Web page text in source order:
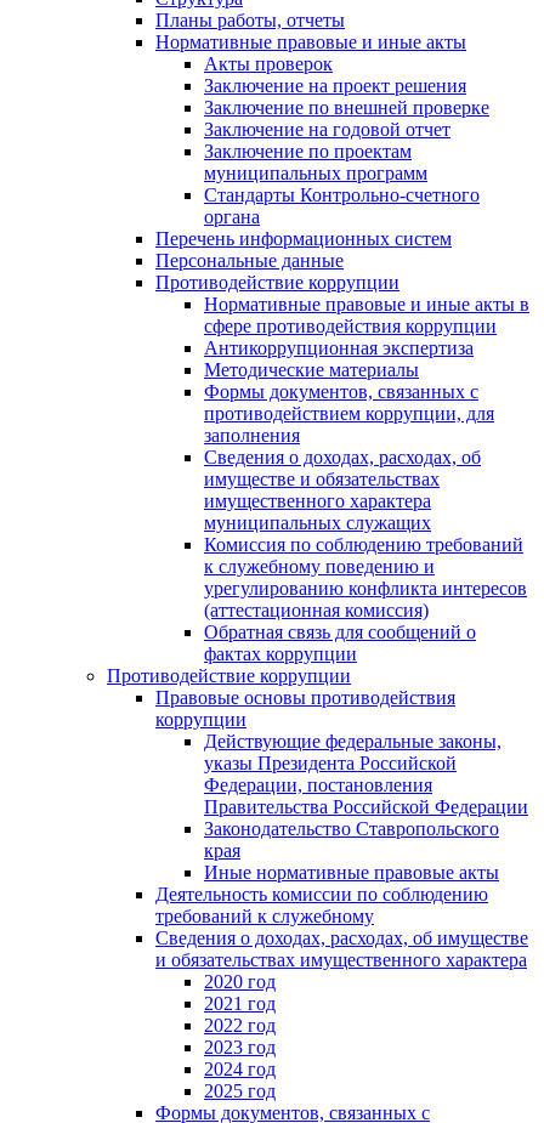
Планы работы, отчеты
Нормативные правовые и иные акты
Акты проверок
Заключение на проект решения
Заключение по внешней проверке
Заключение на годовой отчет
Заключение по проектам
муниципальных программ
Стандарты Контрольно-счетного
органа
Перечень информационных систем
Персональные данные
Противодействие коррупции
Нормативные правовые и иные акты в
сфере противодействия коррупции
Антикоррупционная экспертиза
Методические материалы
Формы документов, связанных с
противодействием коррупции, для
заполнения
Сведения о доходах, расходах, об
имуществе и обязательствах
имущественного характера
муниципальных служащих
Комиссия по соблюдению требований
к служебному поведению и
урегулированию конфликта интересов
(аттестационная комиссия)
Обратная связь для сообщений о
фактах коррупции
Противодействие коррупции
Правовые основы противодействия
коррупции
Действующие федеральные законы,
указы Президента Российской
Федерации, постановления
Правительства Российской Федерации
Законодательство Ставропольского
края
Иные нормативные правовые акты
Деятельность комиссии по соблюдению
требований к служебному
Сведения о доходах, расходах, об имуществе
и обязательствах имущественного характера
2020 год
2021 год
2022 год
2023 год
2024 год
2025 год
Формы документов, связанных с